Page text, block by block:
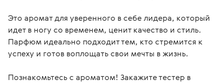
Это аромат для уверенного в себе лидера, который
идет в ногу со временем, ценит качество и стиль.
Парфюм идеально подходит тем, кто стремится к
успеху и готов воплощать свои мечты в жизнь.
Познакомьтесь с ароматом! Закажите тестер в